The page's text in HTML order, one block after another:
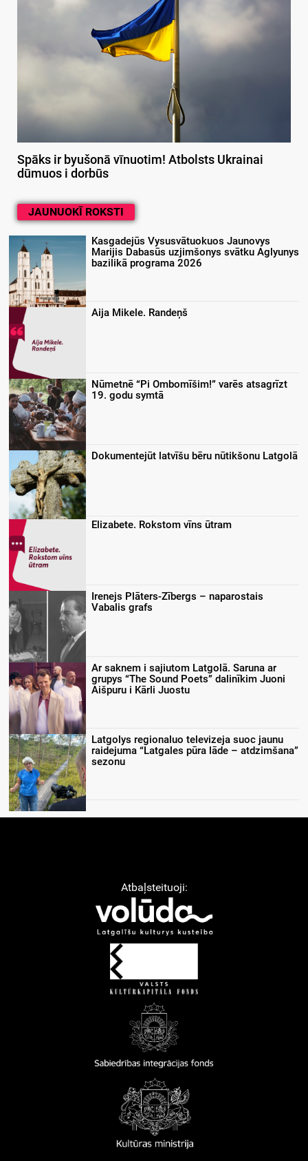
Spāks ir byušonā vīnuotim! Atbolsts Ukrainai
dūmuos i dorbūs
JAUNUOKĪ ROKSTI
Kasgadejūs Vysusvātuokuos Jaunovys
Marijis Dabasūs uzjimšonys svātku Aglyunys
bazilikā programa 2026
Aija Mikele. Randeņš
Nūmetnē “Pi Ombomīšim!” varēs atsagrīzt
19. godu symtā
Dokumentejūt latvīšu bēru nūtikšonu Latgolā
Elizabete. Rokstom vīns ūtram
Irenejs Plāters-Zībergs – naparostais
Vabalis grafs
Ar saknem i sajiutom Latgolā. Saruna ar
grupys “The Sound Poets” dalinīkim Juoni
Aišpuru i Kārli Juostu
Latgolys regionaluo televizeja suoc jaunu
raidejuma “Latgales pūra lāde – atdzimšana”
sezonu
Atbaļsteituoji: